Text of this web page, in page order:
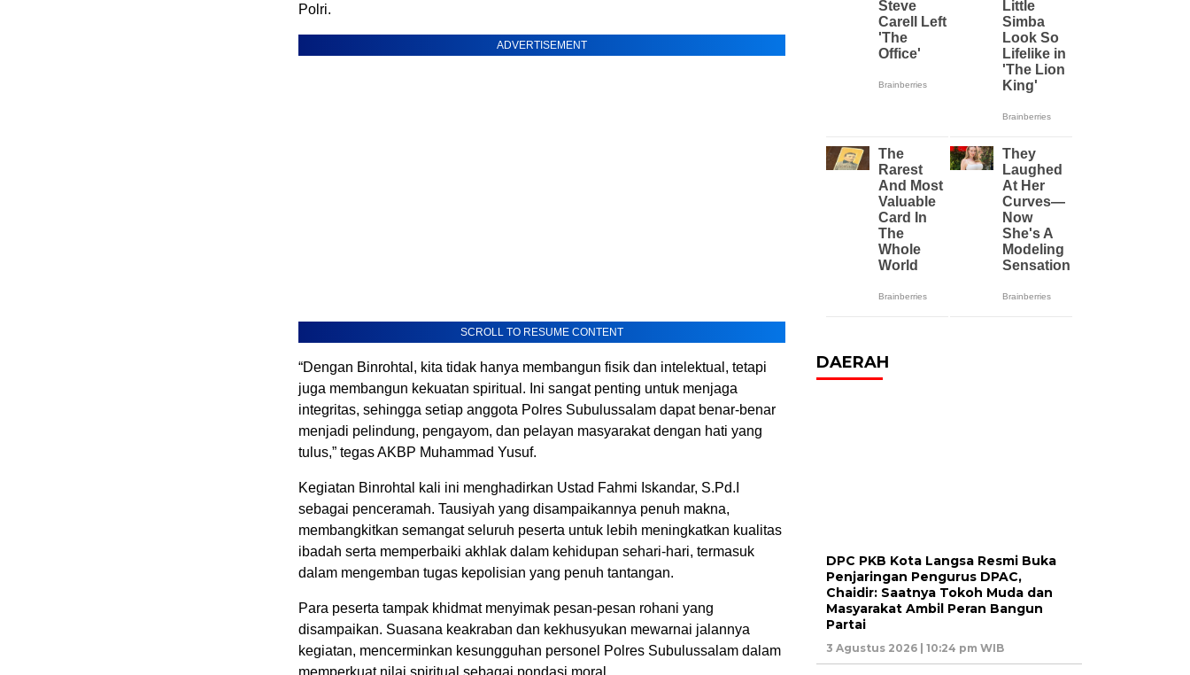
Polri.
ADVERTISEMENT
SCROLL TO RESUME CONTENT
“Dengan Binrohtal, kita tidak hanya membangun fisik dan intelektual, tetapi
juga membangun kekuatan spiritual. Ini sangat penting untuk menjaga
integritas, sehingga setiap anggota Polres Subulussalam dapat benar-benar
menjadi pelindung, pengayom, dan pelayan masyarakat dengan hati yang
tulus,” tegas AKBP Muhammad Yusuf.
Kegiatan Binrohtal kali ini menghadirkan Ustad Fahmi Iskandar, S.Pd.I
sebagai penceramah. Tausiyah yang disampaikannya penuh makna,
membangkitkan semangat seluruh peserta untuk lebih meningkatkan kualitas
ibadah serta memperbaiki akhlak dalam kehidupan sehari-hari, termasuk
dalam mengemban tugas kepolisian yang penuh tantangan.
Para peserta tampak khidmat menyimak pesan-pesan rohani yang
disampaikan. Suasana keakraban dan kekhusyukan mewarnai jalannya
kegiatan, mencerminkan kesungguhan personel Polres Subulussalam dalam
memperkuat nilai spiritual sebagai pondasi moral.
DAERAH
DPC PKB Kota Langsa Resmi Buka
Penjaringan Pengurus DPAC,
Chaidir: Saatnya Tokoh Muda dan
Masyarakat Ambil Peran Bangun
Partai
3 Agustus 2026 | 10:24 pm WIB